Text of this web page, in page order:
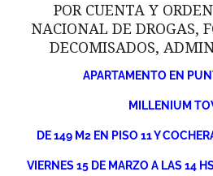
POR CUENTA Y
NACIONAL DE DROGAS,
DECOMISADOS,
APARTAMENTO EN
MILLENIUM
DE 149 M2 EN PISO 11 Y
VIERNES 15 DE MARZO A LAS 14